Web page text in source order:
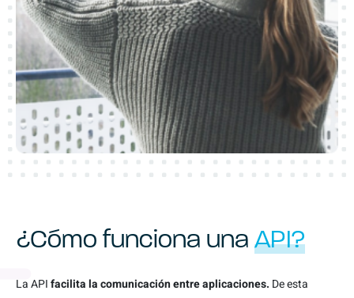
¿Cómo funciona una API?
La APIfacilita la comunicación entre aplicaciones. De esta